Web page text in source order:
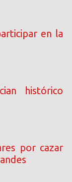
en la
histórico
por cazar